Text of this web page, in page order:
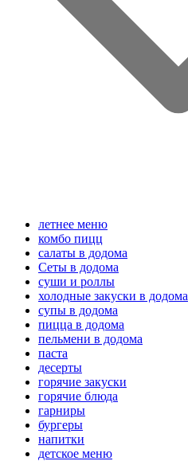
летнее меню
комбо пицц
салаты в додома
Сеты в додома
суши и роллы
холодные закуски в додома
супы в додома
пицца в додома
пельмени в додома
паста
десерты
горячие закуски
горячие блюда
гарниры
бургеры
напитки
детское меню